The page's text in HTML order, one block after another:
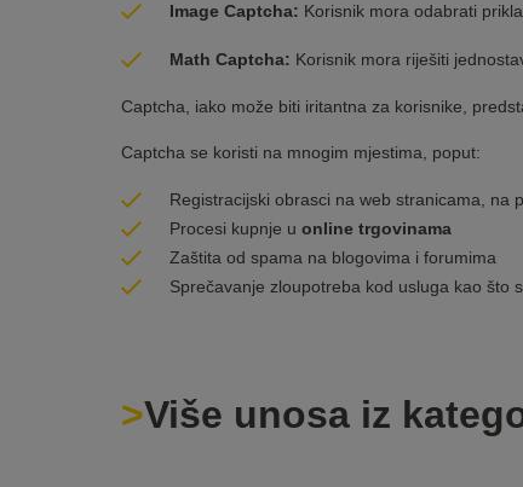
Image Captcha: Korisnik mora odabrati
Math Captcha: Korisnik mora riješiti
Captcha, iako može biti iritantna za korisnike,
Captcha se koristi na mnogim mjestima, poput:
Registracijski obrasci na web stranicama, na
Procesi kupnje u online trgovinama
Zaštita od spama na blogovima i forumima
Sprečavanje zloupotreba kod usluga kao što
Više unosa iz